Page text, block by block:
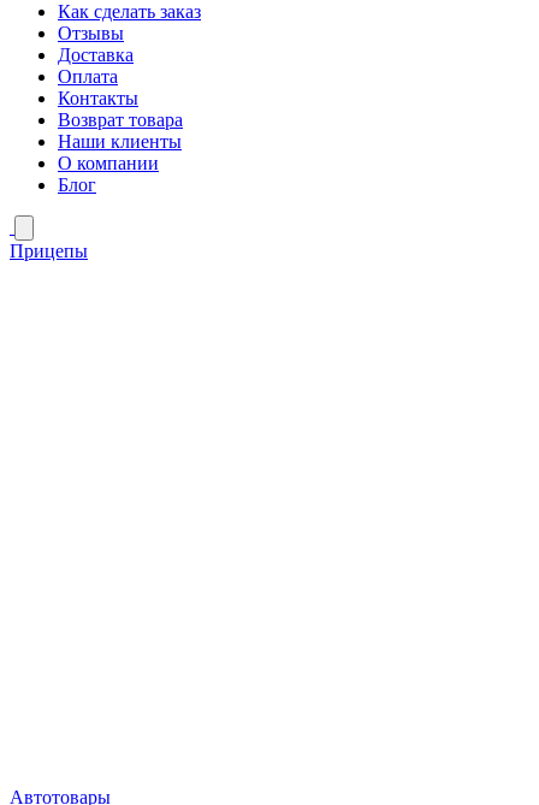
Как сделать заказ
Отзывы
Доставка
Оплата
Контакты
Возврат товара
Наши клиенты
О компании
Блог
Прицепы
Автотовары